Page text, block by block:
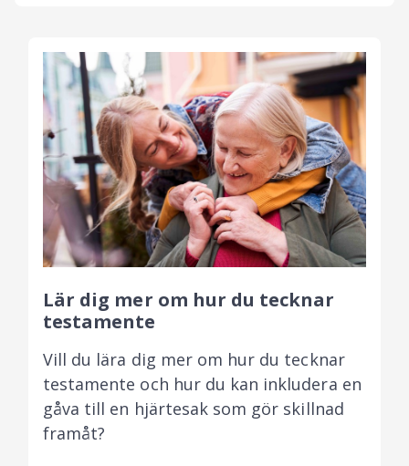
Lär dig mer om hur du tecknar
testamente
Vill du lära dig mer om hur du tecknar
testamente och hur du kan inkludera en
gåva till en hjärtesak som gör skillnad
framåt?